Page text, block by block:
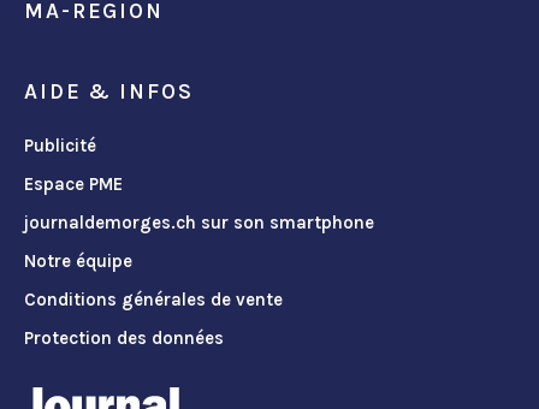
MA-REGION
AIDE & INFOS
Publicité
Espace PME
journaldemorges.ch sur son smartphone
Notre équipe
Conditions générales de vente
Protection des données